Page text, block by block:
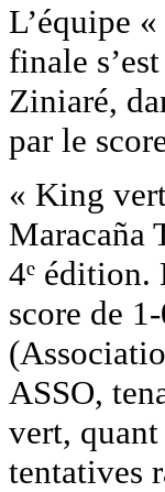
L’équipe
finale
Ziniaré,
par le
« King
Maracaña
4ᵉ édition.
score de
ASSO,
vert,
tentatives